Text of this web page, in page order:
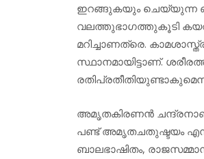
ഇറങ്ങുകയും ചെയ്യുന്ന
വലത്തുഭാഗത്തുകൂടി
മറിച്ചാണത്രെ.
സ്ഥാനമായിട്ടാണ്.
അമൃതകിരണന്‍
പണ്ട് അമൃതചതുഷ്ടയം
ബാലഭാഷിതം,